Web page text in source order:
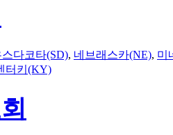
다코타(SD), 네브래스카(NE), 미
터키(KY)